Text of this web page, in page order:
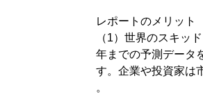
レポートのメリット
（1）世界のスキッ
年までの予測データ
す。企業や投資家は
。